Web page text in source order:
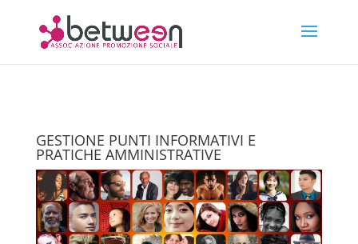
GESTIONE PUNTI INFORMATIVI E
PRATICHE AMMINISTRATIVE